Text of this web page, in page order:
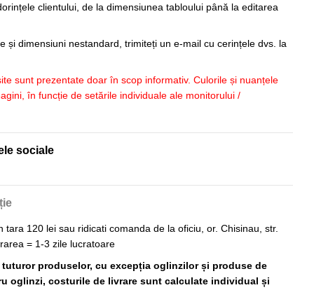
clientului, de la dimensiunea tabloului până la editarea
și dimensiuni nestandard, trimiteți un e-mail cu cerințele dvs. la
sunt prezentate doar în scop informativ. Culorile și nuanțele
în funcție de setările individuale ale monitorului /
sociale
tara 120 lei sau ridicati comanda de la oficiu, or. Chisinau, str.
= 1-3 zile lucratoare
produselor, cu excepția oglinzilor și produse de
oglinzi, costurile de livrare sunt calculate individual și